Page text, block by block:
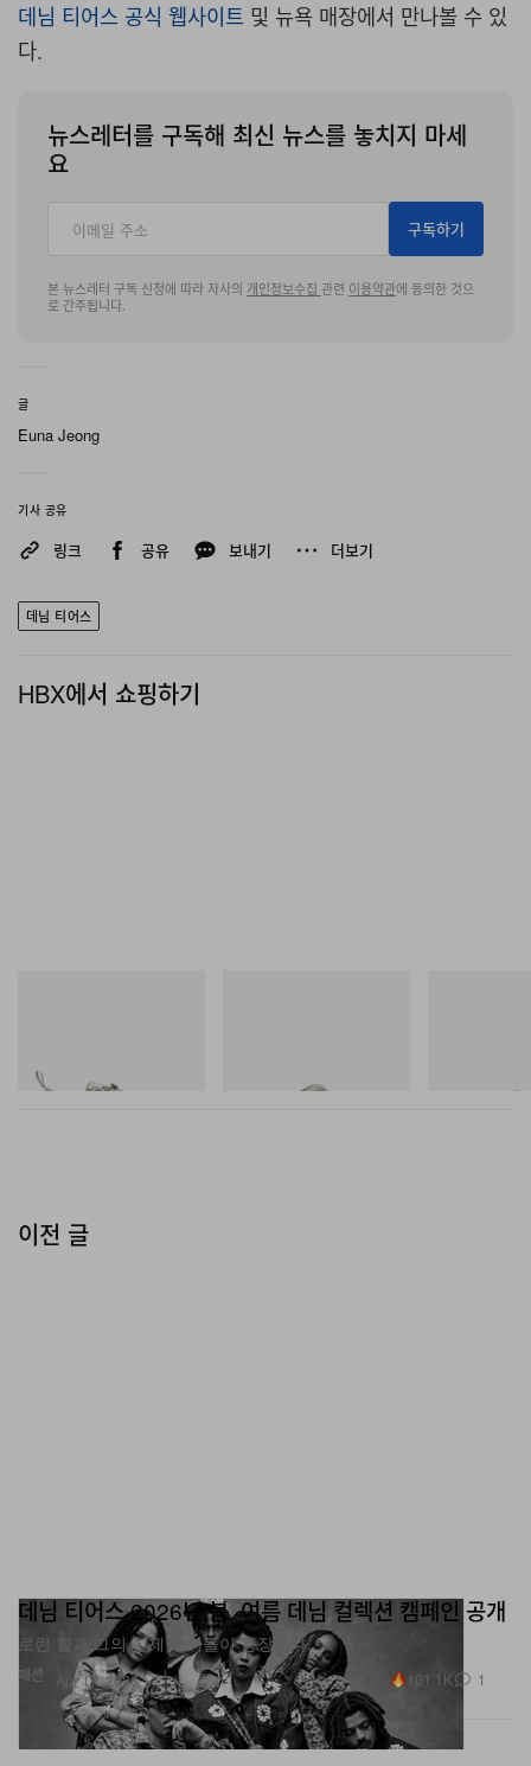
데님 티어스 공식 웹사이트 및 뉴욕 매장에서 만나볼 수 있
다.
뉴스레터를 구독해 최신 뉴스를 놓치지 마세
요
구독하기
본 뉴스레터 구독 신청에 따라 자사의 개인정보수집 관련 이용약관에 동의한 것으
로 간주됩니다.
글
Euna Jeong
기사 공유
링크 공유 보내기 더보기
데님 티어스
HBX에서 쇼핑하기
쇼핑하기
이전 글
패션
데님 티어스 2026년 봄, 여름 데님 컬렉션 캠페인 공개
로린 힐과 그의 실제 자녀들이 등장했다.
Apr 17, 2026 101.1K 1